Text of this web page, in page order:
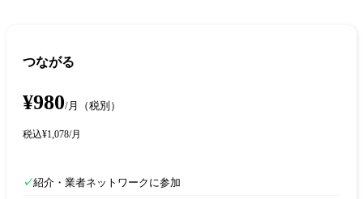
つながる
¥980/月 （税別）
税込¥1,078/月
✓紹介・業者ネットワークに参加